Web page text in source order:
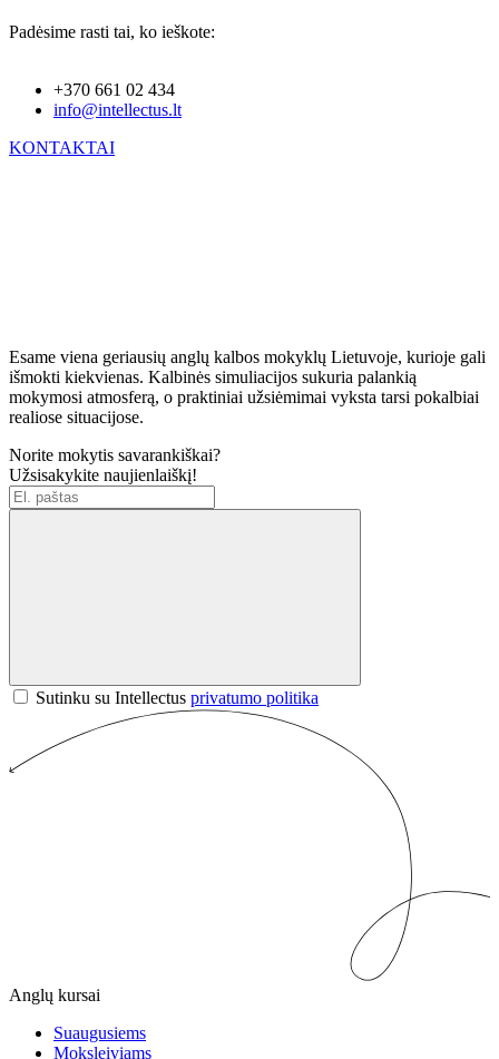
Padėsime rasti tai, ko ieškote:
+370 661 02 434
info@intellectus.lt
KONTAKTAI
Esame viena geriausių anglų kalbos mokyklų Lietuvoje, kurioje gali
išmokti kiekvienas. Kalbinės simuliacijos sukuria palankią
mokymosi atmosferą, o praktiniai užsiėmimai vyksta tarsi pokalbiai
realiose situacijose.
Norite mokytis savarankiškai?
Užsisakykite naujienlaiškį!
Sutinku su Intellectus privatumo politika
Anglų kursai
Suaugusiems
Moksleiviams